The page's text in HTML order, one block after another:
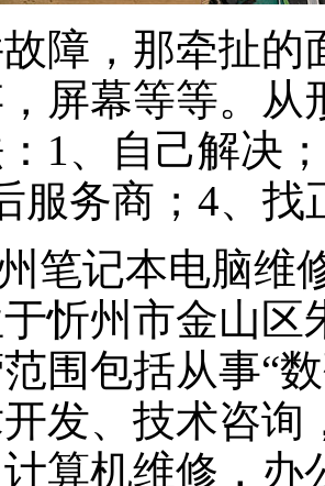
障，那牵扯的
屏幕等等。从
1、自己解决
服务商；4、找
笔记本电脑维
忻州市金山区
围包括从事“
发、技术咨询
算机维修，办